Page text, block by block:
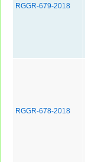
RGGR-679-2018
RGGR-678-2018